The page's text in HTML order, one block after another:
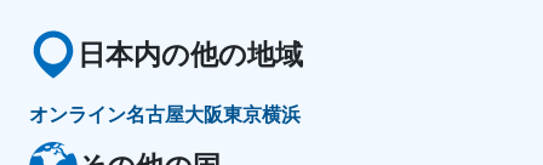
日本内の他の地域
オンライン名古屋大阪東京横浜